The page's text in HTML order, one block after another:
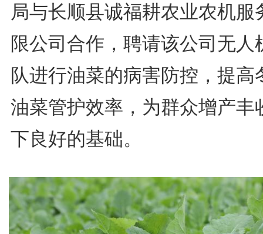
局与长顺县诚福耕农业农机服
限公司合作，聘请该公司无人
队进行油菜的病害防控，提高
油菜管护效率，为群众增产丰
下良好的基础。